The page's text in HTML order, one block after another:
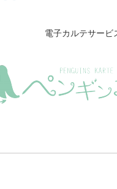
電子カルテサービ